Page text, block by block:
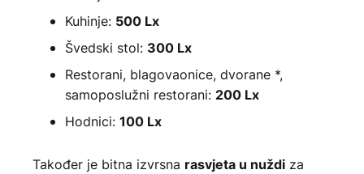
Kuhinje: 500 Lx
Švedski stol: 300 Lx
Restorani, blagovaonice, dvorane *,
samoposlužni restorani:200 Lx
Hodnici:100 Lx
Također je bitna izvrsna rasvjeta u nuždi za